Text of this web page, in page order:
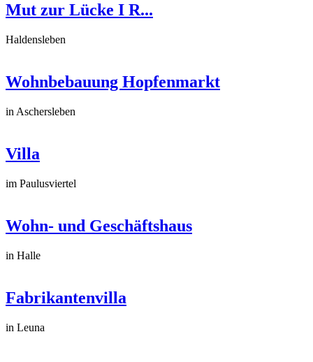
Mut zur Lücke I R...
Haldensleben
Wohnbebauung Hopfenmarkt
in Aschersleben
Villa
im Paulusviertel
Wohn- und Geschäftshaus
in Halle
Fabrikantenvilla
in Leuna